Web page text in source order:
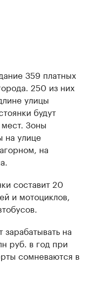
359 платных
250 из них
улицы
будут
Зоны
на улице
на
составит 20
и мотоциклов,
на
руб. в год при
сомневаются в